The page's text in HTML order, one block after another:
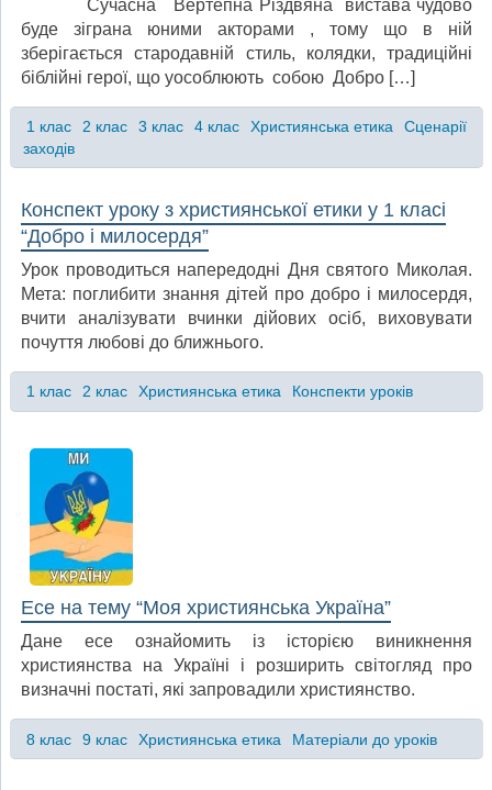
Сучасна Вертепна Різдвяна вистава чудово
буде зіграна юними акторами , тому що в ній
зберігається стародавній стиль, колядки, традиційні
біблійні герої, що уособлюють собою Добро […]
1 клас 2 клас 3 клас 4 клас Християнська етика
Сценарії
заходів
Конспект уроку з християнської етики у 1 класі
“Добро і милосердя”
Урок проводиться напередодні Дня святого Миколая.
Мета: поглибити знання дітей про добро і милосердя,
вчити аналізувати вчинки дійових осіб, виховувати
почуття любові до ближнього.
1 клас 2 клас Християнська етика Конспекти уроків
Есе на тему “Моя християнська Україна”
Дане есе ознайомить із історією виникнення
християнства на Україні і розширить світогляд про
визначні постаті, які запровадили християнство.
8 клас 9 клас Християнська етика Матеріали до уроків